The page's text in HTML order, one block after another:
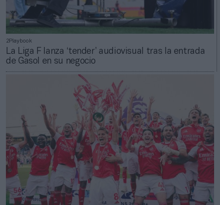
2Playbook
La Liga F lanza ‘tender’ audiovisual tras la entrada
de Gasol en su negocio